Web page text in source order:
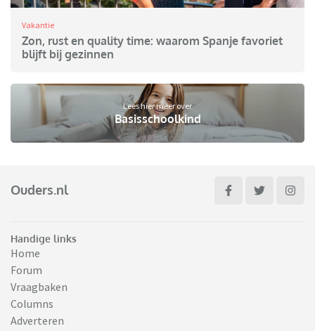
Vakantie
Zon, rust en quality time: waarom Spanje favoriet
blijft bij gezinnen
Lees hier meer over
Basisschoolkind
Ouders.nl
Handige links
Home
Forum
Vraagbaken
Columns
Adverteren